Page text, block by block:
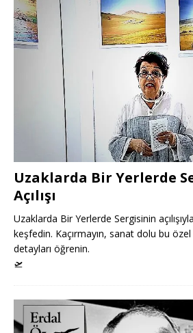
Uzaklarda Bir Yerlerde
Açılışı
Uzaklarda Bir Yerlerde Sergisinin
keşfedin. Kaçırmayın, sanat dolu bu
detayları öğrenin.
🛫